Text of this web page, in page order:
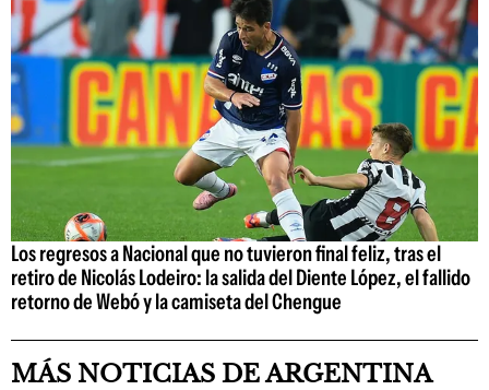
Los regresos a Nacional que no tuvieron final feliz, tras el
retiro de Nicolás Lodeiro: la salida del Diente López, el fallido
retorno de Webó y la camiseta del Chengue
MÁS NOTICIAS DE ARGENTINA